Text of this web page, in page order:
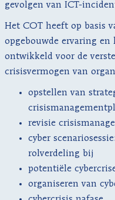
gevolgen van ICT-
Het COT heeft op basis
opgebouwde ervaring
ontwikkeld voor de
crisisvermogen van
opstellen van
revisie
cyber
rolverdeling bij
potentiële
organiseren van